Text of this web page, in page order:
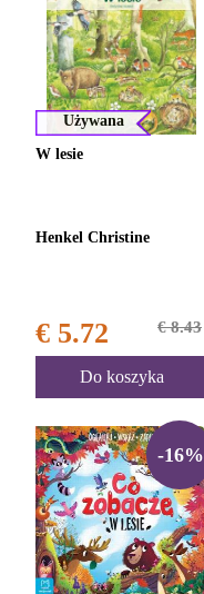
Używana
W lesie
Henkel Christine
€ 5.72 € 8.43
Do koszyka
-16%